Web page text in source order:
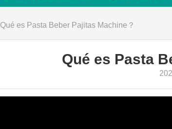
Qué es Pasta Beber Pajitas Machine？
Qué es Pasta